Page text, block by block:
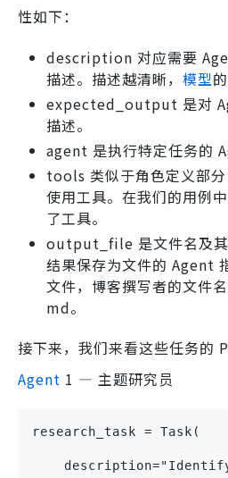
性如下：
description 对应需要
描述。描述越清晰， 模型
expected_output 是对
描述。
agent 是执行特定任务的
tools 类似于角色定义部
使用工具。在我们的用例
了工具。
output_file 是文件名及其
结果保存为文件的 Agent
文件，博客撰写者的文件
md。
接下来，我们来看这些任务的
Agent 1 — 主题研究员
research_task = Task(